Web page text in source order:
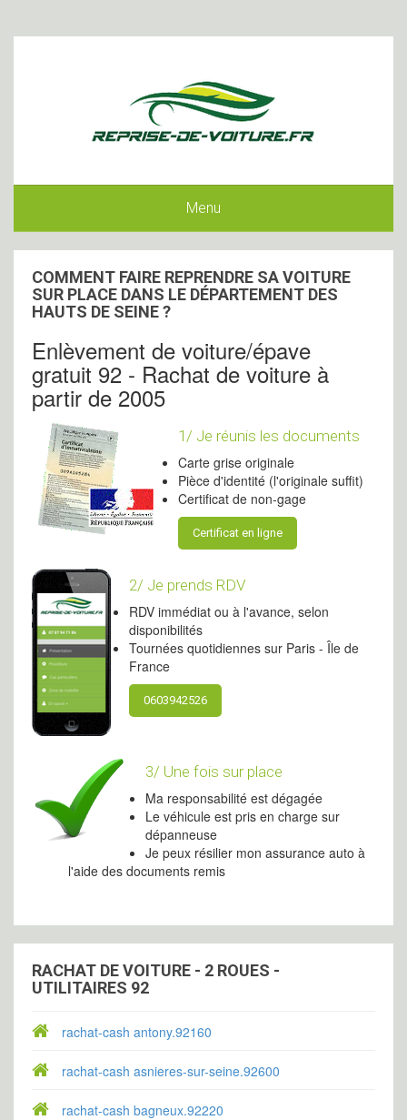
Menu
COMMENT FAIRE REPRENDRE SA VOITURE
SUR PLACE DANS LE DÉPARTEMENT DES
HAUTS DE SEINE ?
Enlèvement de voiture/épave
gratuit 92 - Rachat de voiture à
partir de 2005
1/ Je réunis les documents
Carte grise originale
Pièce d'identité (l'originale suffit)
Certificat de non-gage
Certificat en ligne
2/ Je prends RDV
RDV immédiat ou à l'avance, selon
disponibilités
Tournées quotidiennes sur Paris - Île de
France
0603942526
3/ Une fois sur place
Ma responsabilité est dégagée
Le véhicule est pris en charge sur
dépanneuse
Je peux résilier mon assurance auto à
l'aide des documents remis
RACHAT DE VOITURE - 2 ROUES -
UTILITAIRES 92
rachat-cash antony.92160
rachat-cash asnieres-sur-seine.92600
rachat-cash bagneux.92220